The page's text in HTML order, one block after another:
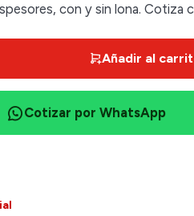
con y sin lona. Cotiza
Añadir al
Cotizar por WhatsApp